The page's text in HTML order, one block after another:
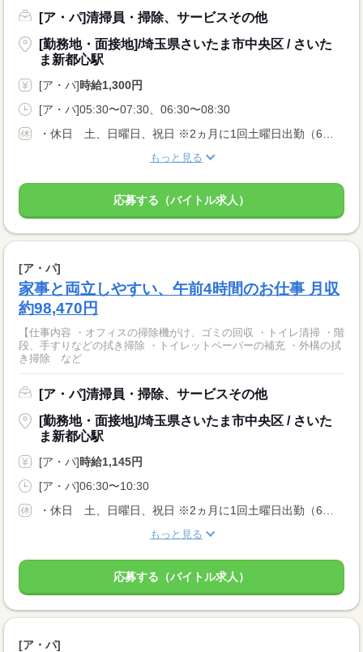
[ア・パ]清掃員・掃除、サービスその他
[勤務地・面接地]/埼玉県さいたま市中央区 / さいた
ま新都心駅
[ア・パ]時給1,300円
[ア・パ]05:30〜07:30、06:30〜08:30
もっと見る
応募する（バイトル求人）
[ア・パ]
家事と両立しやすい、午前4時間のお仕事 月収
約98,470円
【仕事内容 ・オフィスの掃除機がけ、ゴミの回収 ・トイレ清掃 ・階
段、手すりなどの拭き掃除 ・トイレットペーパーの補充 ・外構の拭
き掃除 など
[ア・パ]清掃員・掃除、サービスその他
[勤務地・面接地]/埼玉県さいたま市中央区 / さいた
ま新都心駅
[ア・パ]時給1,145円
[ア・パ]06:30〜10:30
もっと見る
応募する（バイトル求人）
[ア・パ]